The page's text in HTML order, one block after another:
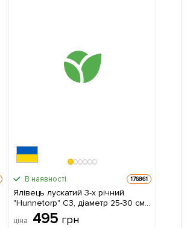
В наявності. 176861
Ялівець лускатий 3-х річний
"Hunnetorp" С3, діаметр 25-30 см 1
саджанець в упаковці
ціна 495 грн